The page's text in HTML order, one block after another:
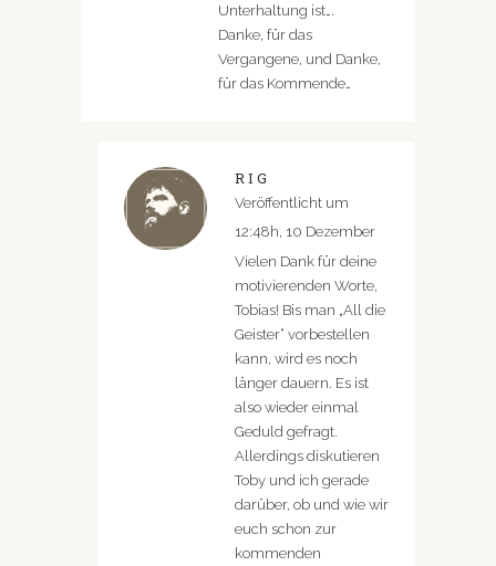
Unterhaltung ist….
Danke, für das
Vergangene, und Danke,
für das Kommende…
RIG
Veröffentlicht um
12:48h, 10 Dezember
Vielen Dank für deine
motivierenden Worte,
Tobias! Bis man „All die
Geister“ vorbestellen
kann, wird es noch
länger dauern. Es ist
also wieder einmal
Geduld gefragt.
Allerdings diskutieren
Toby und ich gerade
darüber, ob und wie wir
euch schon zur
kommenden